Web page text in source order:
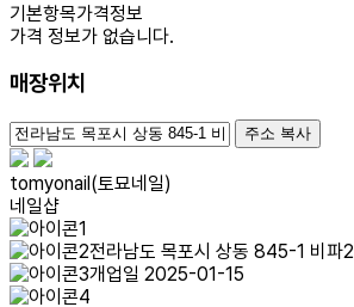
기본항목가격정보
가격 정보가 없습니다.
매장위치
주소 복사
tomyonail(토묘네일)
네일샵
전라남도 목포시 상동 845-1 비파
개업일 2025-01-15